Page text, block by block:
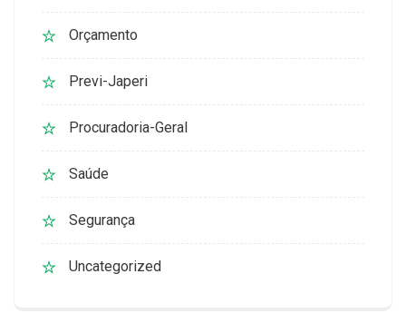
Orçamento
Previ-Japeri
Procuradoria-Geral
Saúde
Segurança
Uncategorized